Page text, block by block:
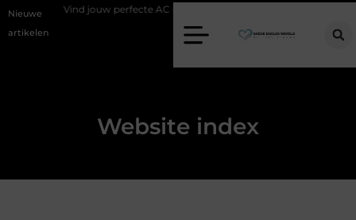
Nieuwe
artikelen
Vind jouw perfecte AC Milan merchandise
Website index